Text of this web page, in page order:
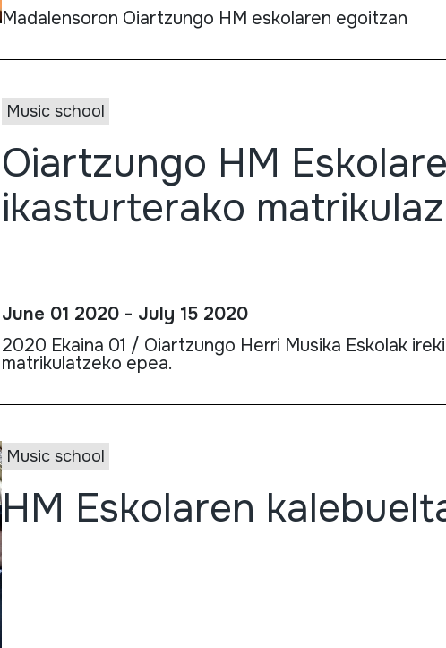
Madalensoron Oiartzungo HM eskolaren egoitzan
Music school
Oiartzungo HM
ikasturterako
June 01 2020 - July 15 2020
2020 Ekaina 01 / Oiartzungo Herri Musika Eskolak
matrikulatzeko epea.
Music school
HM Eskolaren